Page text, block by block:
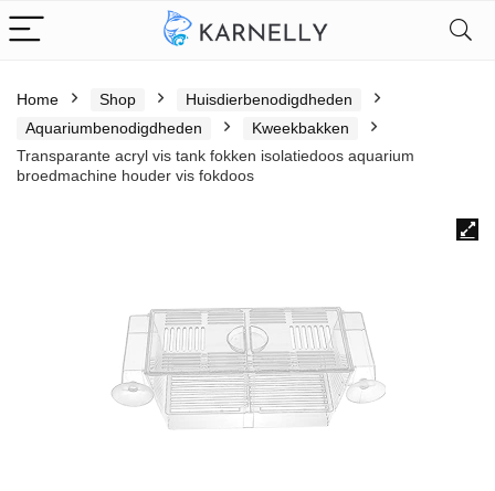
Home Shop
Huisdierbenodigdheden
Aquariumbenodigdheden
Kweekbakken
Transparante acryl vis tank fokken isolatiedoos aquarium
broedmachine houder vis fokdoos